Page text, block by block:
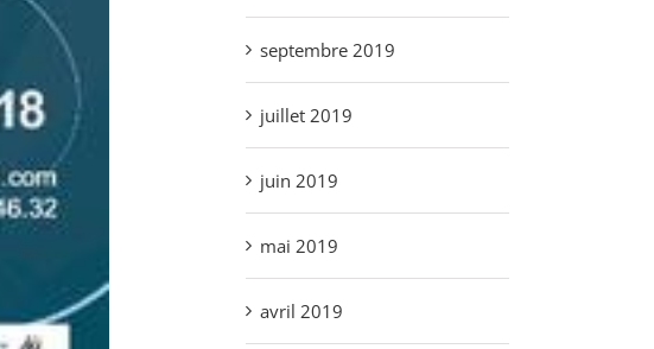
septembre 2019
juillet 2019
juin 2019
mai 2019
avril 2019